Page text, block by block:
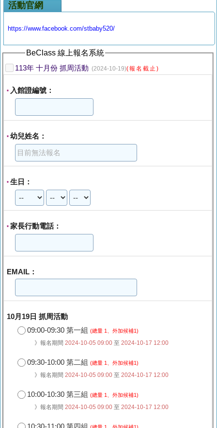
活動官網
https://www.facebook.com/stbaby520/
BeClass 線上報名系統
113年 十月份 抓周活動 (2024-10-19)(報名截止)
* 入館證編號：
* 幼兒姓名：
* 生日：
* 家長行動電話：
EMAIL：
10月19日 抓周活動
09:00-09:30 第一組 (總量 1、外加候補1)
》報名期間 2024-10-05 09:00 至 2024-10-17 12:00
09:30-10:00 第二組 (總量 1、外加候補1)
》報名期間 2024-10-05 09:00 至 2024-10-17 12:00
10:00-10:30 第三組 (總量 1、外加候補1)
》報名期間 2024-10-05 09:00 至 2024-10-17 12:00